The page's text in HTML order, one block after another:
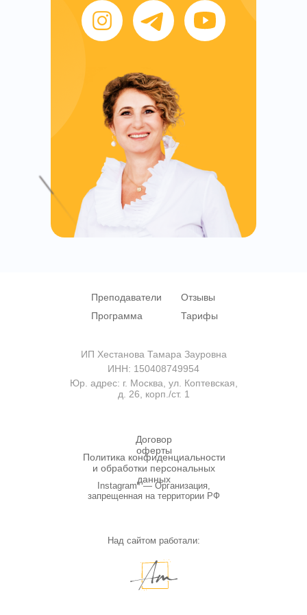
ИП Хестанова Тамара Зауровна
ИНН: 150408749954
Юр. адрес: г. Москва, ул. Коптевская,
д. 26, корп./ст. 1
Над сайтом работали:
Договор
оферты
Политика конфиденциальности
и обработки персональных
данных
Instagram* — Организация,
запрещенная на территории РФ
Преподаватели
Программа
Отзывы
Тарифы